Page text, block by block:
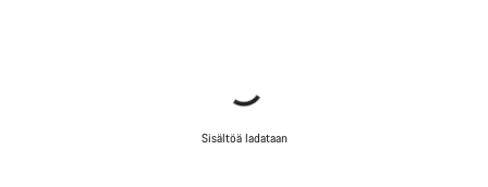
Sisältöä ladataan